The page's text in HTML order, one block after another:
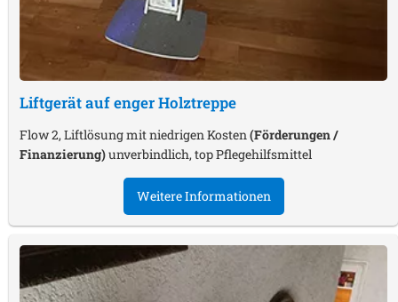
Liftgerät auf enger Holztreppe
Flow 2, Liftlösung mit niedrigen Kosten (Förderungen /
Finanzierung)unverbindlich, top Pflegehilfsmittel
Weitere Informationen